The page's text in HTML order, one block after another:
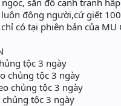
ngọc, săn đồ cạnh tranh
luôn đông người,cứ giết
có tại phiên bản của MU
tộc 3 ngày
chủng tộc 3 ngày
chủng tộc 3 ngày
tộc 3 ngày